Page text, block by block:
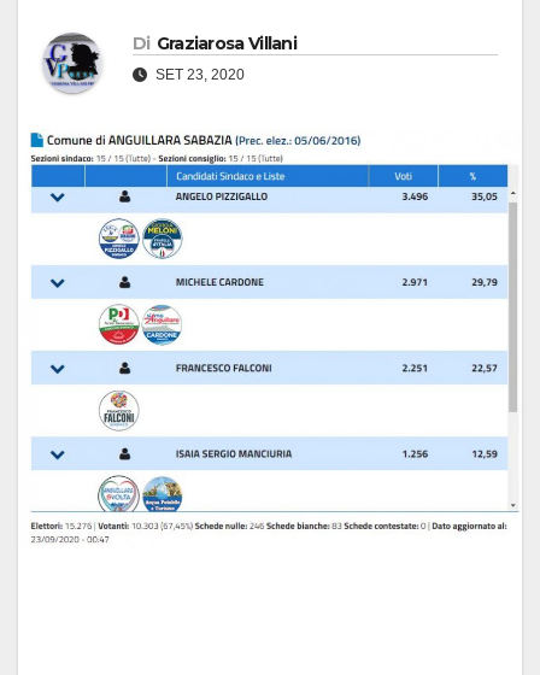
Di Graziarosa Villani
SET 23, 2020